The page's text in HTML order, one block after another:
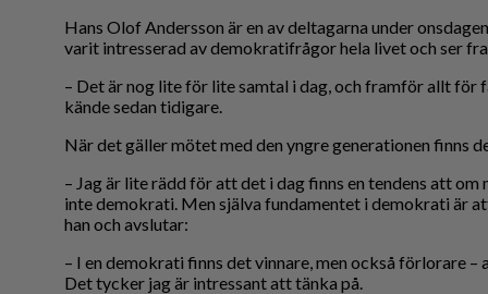
Hans Olof Andersson är en av deltagarna under
varit intresserad av demokratifrågor hela livet och ser
– Det är nog lite för lite samtal i dag, och framför allt för
kände sedan tidigare.
När det gäller mötet med den yngre generationen finns
– Jag är lite rädd för att det i dag finns en tendens att om
inte demokrati. Men själva fundamentet i demokrati är
han och avslutar:
– I en demokrati finns det vinnare, men också förlorare –
Det tycker jag är intressant att tänka på.